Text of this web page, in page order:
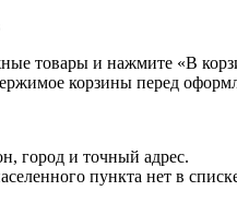
товары и нажмите «В
корзины перед
город и точный адрес.
пункта нет в